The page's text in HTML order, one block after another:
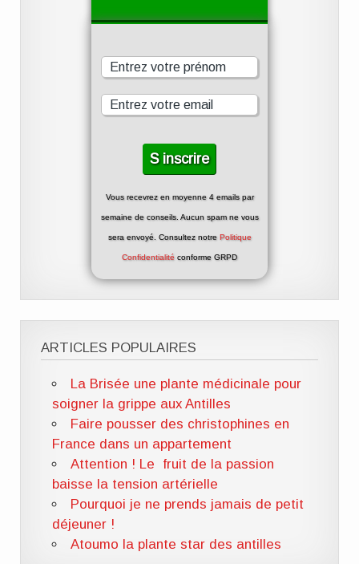
Vous recevrez en moyenne 4 emails par
semaine de conseils. Aucun spam ne vous
sera envoyé. Consultez notre Politique
Confidentialité conforme GRPD
ARTICLES POPULAIRES
La Brisée une plante médicinale pour
soigner la grippe aux Antilles
Faire pousser des christophines en
France dans un appartement
Attention ! Le fruit de la passion
baisse la tension artérielle
Pourquoi je ne prends jamais de petit
déjeuner !
Atoumo la plante star des antilles